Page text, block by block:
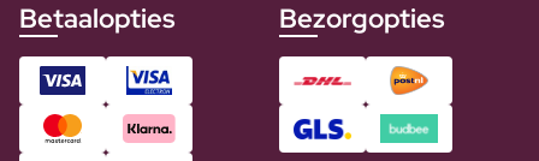
Betaalopties Bezorgopties